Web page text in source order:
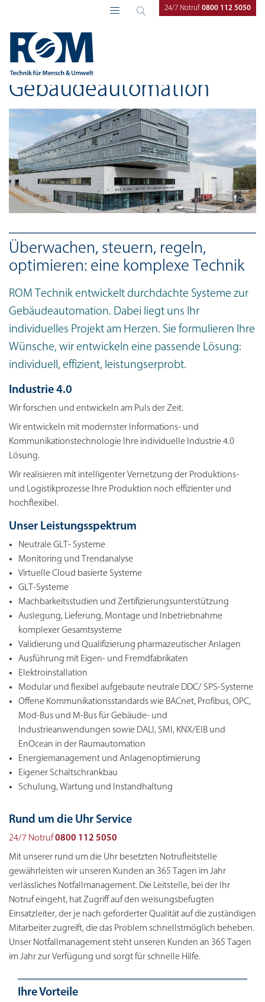
24/7 Notruf 0800 112 5050
ROM Technik Tätigkeitsfelder
Gebäudeautomation
Überwachen, steuern, regeln,
optimieren: eine komplexe Technik
ROM Technik entwickelt durchdachte Systeme zur
Gebäudeautomation. Dabei liegt uns Ihr
individuelles Projekt am Herzen. Sie formulieren Ihre
Wünsche, wir entwickeln eine passende Lösung:
individuell, effizient, leistungserprobt.
Industrie 4.0
Wir forschen und entwickeln am Puls der Zeit.
Wir entwickeln mit modernster Informations- und
Kommunikationstechnologie Ihre individuelle Industrie 4.0
Lösung.
Wir realisieren mit intelligenter Vernetzung der Produktions-
und Logistikprozesse Ihre Produktion noch effizienter und
hochflexibel.
Unser Leistungsspektrum
Neutrale GLT- Systeme
Monitoring und Trendanalyse
Virtuelle Cloud basierte Systeme
GLT-Systeme
Machbarkeitsstudien und Zertifizierungsunterstützung
Auslegung, Lieferung, Montage und Inbetriebnahme
komplexer Gesamtsysteme
Validierung und Qualifizierung pharmazeutischer Anlagen
Ausführung mit Eigen- und Fremdfabrikaten
Elektroinstallation
Modular und flexibel aufgebaute neutrale DDC/ SPS-Systeme
Offene Kommunikationsstandards wie BACnet, Profibus, OPC,
Mod-Bus und M-Bus für Gebäude- und
Industrieanwendungen sowie DALI, SMI, KNX/EIB und
EnOcean in der Raumautomation
Energiemanagement und Anlagenoptimierung
Eigener Schaltschrankbau
Schulung, Wartung und Instandhaltung
Rund um die Uhr Service
24/7 Notruf0800 112 5050
Mit unserer rund um die Uhr besetzten Notrufleitstelle
gewährleisten wir unseren Kunden an 365 Tagen im Jahr
verlässliches Notfallmanagement. Die Leitstelle, bei der Ihr
Notruf eingeht, hat Zugriff auf den weisungsbefugten
Einsatzleiter, der je nach geforderter Qualität auf die zuständigen
Mitarbeiter zugreift, die das Problem schnellstmöglich beheben.
Unser Notfallmanagement steht unseren Kunden an 365 Tagen
im Jahr zur Verfügung und sorgt für schnelle Hilfe.
Ihre Vorteile